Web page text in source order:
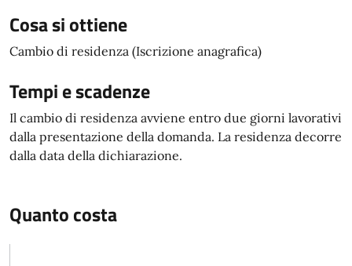
Cosa si ottiene
Cambio di residenza (Iscrizione anagrafica)
Tempi e scadenze
Il cambio di residenza avviene entro due giorni lavorativi
dalla presentazione della domanda. La residenza decorre
dalla data della dichiarazione.
Quanto costa